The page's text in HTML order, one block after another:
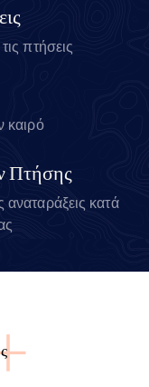
πτήσεις
καιρό
Πτήσης
αναταράξεις κατά